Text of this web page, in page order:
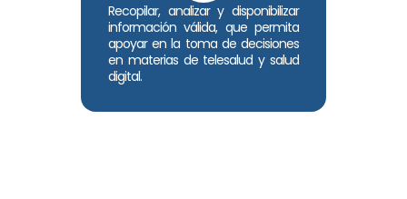
Recopilar, analizar y disponibilizar
información válida, que permita
apoyar en la toma de decisiones
en materias de telesalud y salud
digital.